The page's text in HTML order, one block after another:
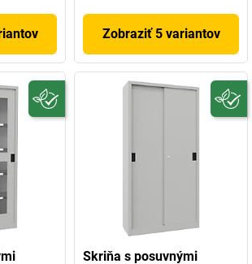
Zobraziť 5 variantov
Skriňa s posuvnými